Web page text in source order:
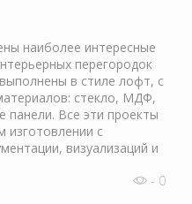
наиболее интересные
перегородок
в стиле лофт, с
стекло, МДФ,
панели. Все эти проекты
изготовлении с
визуализаций и
- 0